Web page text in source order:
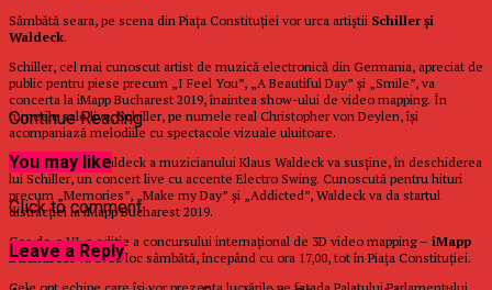
Sămbătă seara, pe scena din Piaţa Constituţiei vor urca artiștii Schiller şi
Waldeck.
Schiller, cel mai cunoscut artist de muzică electronică din Germania, apreciat de
public pentru piese precum „I Feel You”, „A Beautiful Day” şi „Smile”, va
concerta la iMapp Bucharest 2019, înaintea show-ului de video mapping. În
turneele sale live, Schiller, pe numele real Christopher von Deylen, îşi
acompaniază melodiile cu spectacole vizuale uluitoare.
Trupa vieneză Waldeck a muzicianului Klaus Waldeck va susţine, în deschiderea
lui Schiller, un concert live cu accente Electro Swing. Cunoscută pentru hituri
precum „Memories”, „Make my Day” şi „Addicted”, Waldeck va da startul
distracţiei la iMapp Bucharest 2019.
Cea de-a VI-a ediţie a concursului internaţional de 3D video mapping – iMapp
Bucharest va avea loc sâmbătă, începând cu ora 17,00, tot în Piaţa Constituţiei.
Continue Reading
You may like
Click to comment
Leave a Reply